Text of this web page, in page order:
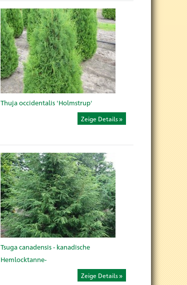
Thuja occidentalis 'Holmstrup'
Zeige Details
Tsuga canadensis - kanadische
Hemlocktanne-
Zeige Details